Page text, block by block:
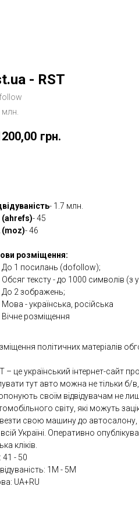
- RST
млн.
грн.
- 1.7 млн.
(ahrefs)- 45
(moz)- 46
розміщення:
До 1 посилань (dofollow);
Обсяг тексту - до 1000 символів (з
До 2 зображень;
Мова - українська, російська
Вічне розміщення
політичних матеріалів
– це український інтернет-сайт
тут авто можна не тільки б/
своїм відвідувачам не
світу, які можуть
свою машину до
Україні. Оперативно
кліків.
41 - 50
1М - 5М
UA+RU